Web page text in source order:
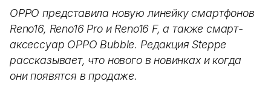
OPPO представила новую линейку смартфонов
Reno16, Reno16 Pro и Reno16 F, а также смарт-
аксессуар OPPO Bubble. Редакция Steppe
рассказывает, что нового в новинках и когда
они появятся в продаже.